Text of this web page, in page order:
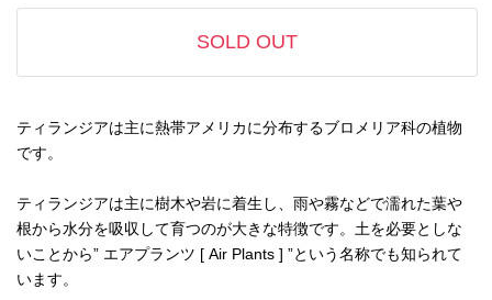
SOLD OUT
ティランジアは主に熱帯アメリカに分布するブロメリア科の植物
です。
ティランジアは主に樹木や岩に着生し、雨や霧などで濡れた葉や
根から水分を吸収して育つのが大きな特徴です。土を必要としな
いことから” エアプランツ [ Air Plants ] ”という名称でも知られて
います。